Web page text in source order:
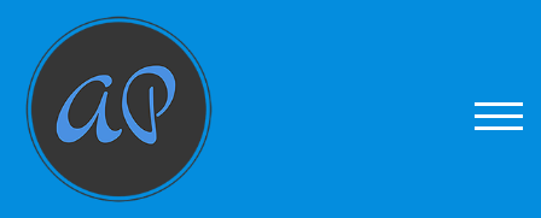
content